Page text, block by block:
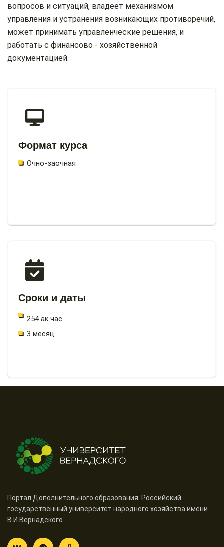
вопросов и ситуаций, владеет механизмом
управления и устранения возникающих противоречий,
может принимать управленческие решения, и
работать с финансово - хозяйственной
документацией.
Формат курса
Очно-заочная
Сроки и даты
254 ак.час.
3 месяц
Портал Дополнительного образования. Российский
государственный университет народного хозяйства имени
В.И.Вернадского.